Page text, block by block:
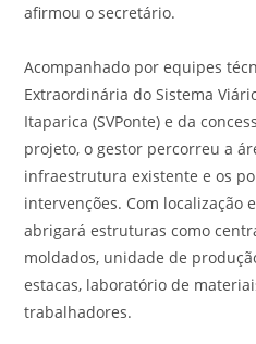
afirmou o secretário.
Acompanhado por equipes
Extraordinária do Sistema
Itaparica (SVPonte) e da
projeto, o gestor percorreu a
infraestrutura existente e os
intervenções. Com localização
abrigará estruturas como
moldados, unidade de
estacas, laboratório de
trabalhadores.